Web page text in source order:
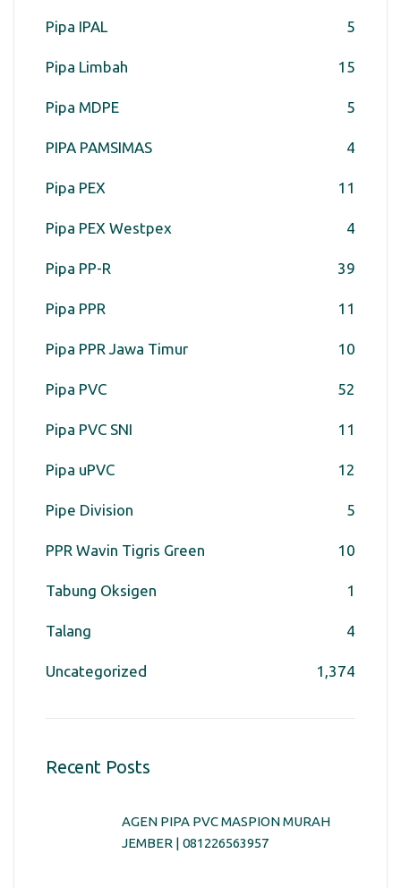
Pipa IPAL 5
Pipa Limbah 15
Pipa MDPE 5
PIPA PAMSIMAS 4
Pipa PEX 11
Pipa PEX Westpex 4
Pipa PP-R 39
Pipa PPR 11
Pipa PPR Jawa Timur 10
Pipa PVC 52
Pipa PVC SNI 11
Pipa uPVC 12
Pipe Division 5
PPR Wavin Tigris Green 10
Tabung Oksigen 1
Talang 4
Uncategorized 1,374
Recent Posts
AGEN PIPA PVC MASPION MURAH
JEMBER | 081226563957